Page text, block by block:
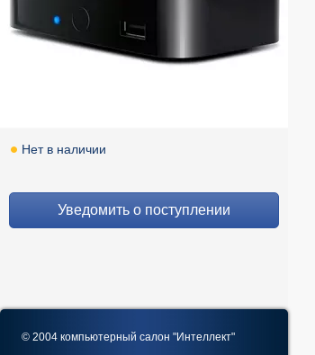
Нет в наличии
Уведомить о поступлении
© 2004 компьютерный салон "Интеллект"